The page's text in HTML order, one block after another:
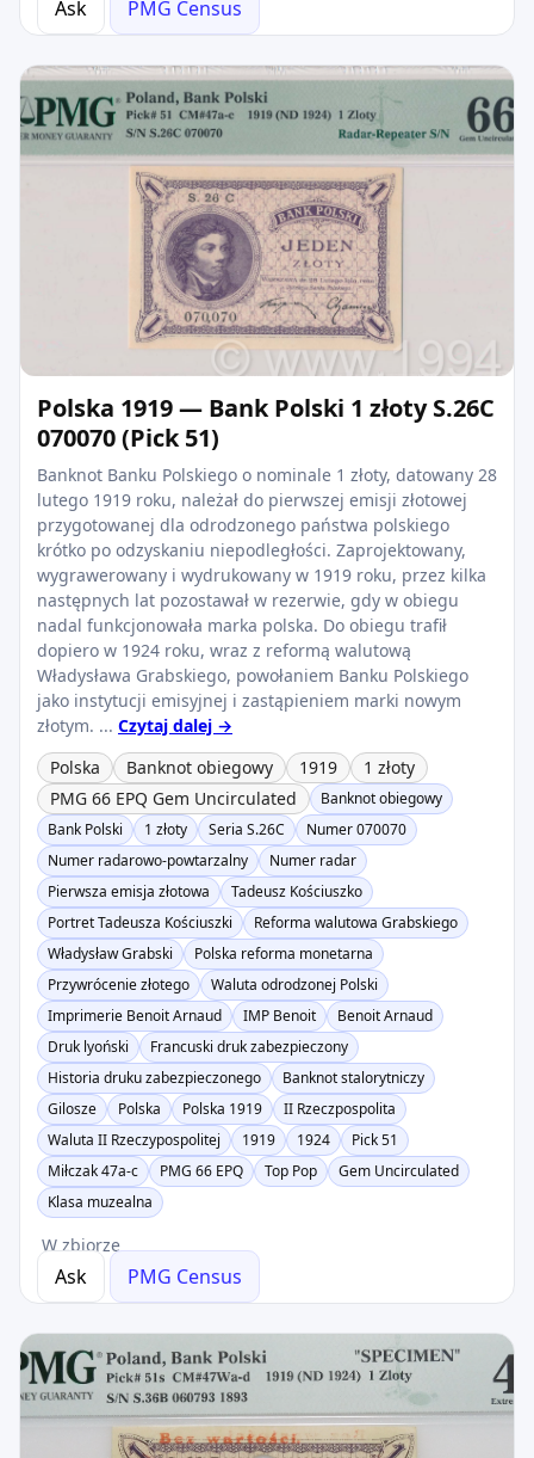
Ask PMG Census
Polska 1919 — Bank Polski 1 złoty S.26C
070070 (Pick 51)
Banknot Banku Polskiego o nominale 1 złoty, datowany 28
lutego 1919 roku, należał do pierwszej emisji złotowej
przygotowanej dla odrodzonego państwa polskiego
krótko po odzyskaniu niepodległości. Zaprojektowany,
wygrawerowany i wydrukowany w 1919 roku, przez kilka
następnych lat pozostawał w rezerwie, gdy w obiegu
nadal funkcjonowała marka polska. Do obiegu trafił
dopiero w 1924 roku, wraz z reformą walutową
Władysława Grabskiego, powołaniem Banku Polskiego
jako instytucji emisyjnej i zastąpieniem marki nowym
złotym. ... Czytaj dalej →
Polska
Banknot obiegowy 1919
1 złoty
PMG 66 EPQ Gem Uncirculated
Banknot obiegowy
Bank Polski
1 złoty Seria S.26C
Numer 070070
Numer radarowo-powtarzalny
Numer radar
Pierwsza emisja złotowa
Tadeusz Kościuszko
Portret Tadeusza Kościuszki
Reforma walutowa Grabskiego
Władysław Grabski
Polska reforma monetarna
Przywrócenie złotego
Waluta odrodzonej Polski
Imprimerie Benoit Arnaud
IMP Benoit
Benoit Arnaud
Druk lyoński
Francuski druk zabezpieczony
Historia druku zabezpieczonego
Banknot stalorytniczy
Gilosze
Polska Polska 1919
II Rzeczpospolita
Waluta II Rzeczypospolitej
1919 1924
Pick 51
Miłczak 47a-c
PMG 66 EPQ Top Pop
Gem Uncirculated
Klasa muzealna
W zbiorze
Ask PMG Census